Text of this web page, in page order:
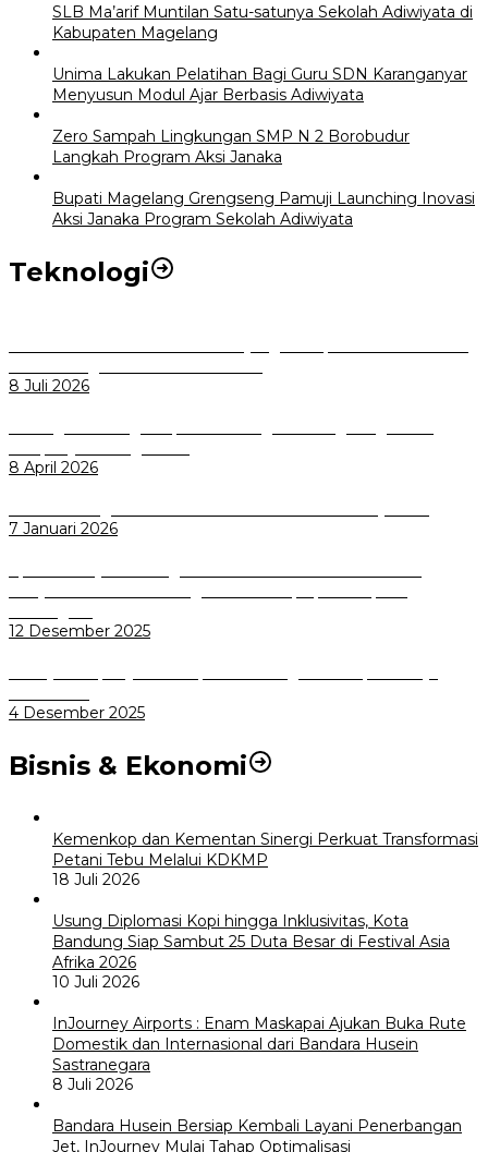
SLB Ma’arif Muntilan Satu-satunya Sekolah Adiwiyata di
Kabupaten Magelang
Unima Lakukan Pelatihan Bagi Guru SDN Karanganyar
Menyusun Modul Ajar Berbasis Adiwiyata
Zero Sampah Lingkungan SMP N 2 Borobudur
Langkah Program Aksi Janaka
Bupati Magelang Grengseng Pamuji Launching Inovasi
Aksi Janaka Program Sekolah Adiwiyata
Teknologi
8 Juli 2026
8 April 2026
7 Januari 2026
12 Desember 2025
4 Desember 2025
Bisnis & Ekonomi
Kemenkop dan Kementan Sinergi Perkuat Transformasi
Petani Tebu Melalui KDKMP
18 Juli 2026
Usung Diplomasi Kopi hingga Inklusivitas, Kota
Bandung Siap Sambut 25 Duta Besar di Festival Asia
Afrika 2026
10 Juli 2026
InJourney Airports : Enam Maskapai Ajukan Buka Rute
Domestik dan Internasional dari Bandara Husein
Sastranegara
8 Juli 2026
Bandara Husein Bersiap Kembali Layani Penerbangan
Jet, InJourney Mulai Tahap Optimalisasi